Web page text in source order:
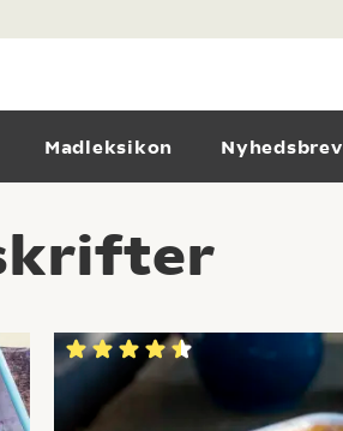
Madleksikon Nyhedsbrev